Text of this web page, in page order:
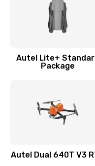
Autel Lite+
Package
Autel Dual 640T V3